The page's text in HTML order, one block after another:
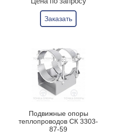
Заказать
Подвижные опоры
теплопроводов СК 3303-
87-59